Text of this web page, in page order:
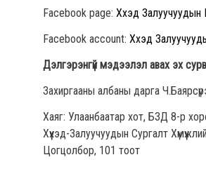
Facebook page: Хүүхэд
Facebook account: Хүүхэд
Дэлгэрэнгүй мэдээлэл авах эх
Захиргааны албаны дарга
Хаяг: Улаанбаатар хот, БЗД 8-р
Хүүхэд-Залуучуудын Сургалт
Цогцолбор, 101 тоот